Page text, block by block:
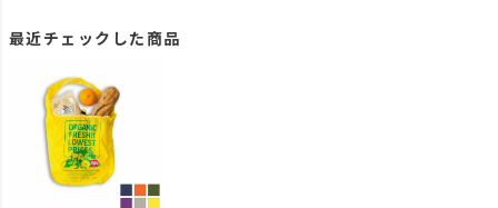
最近チェックした商品